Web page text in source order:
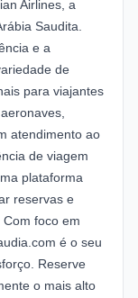
Airlines, a
Saudita.
e a
de
para viajantes
atendimento ao
de viagem
plataforma
reservas e
foco em
é o seu
Reserve
o mais alto